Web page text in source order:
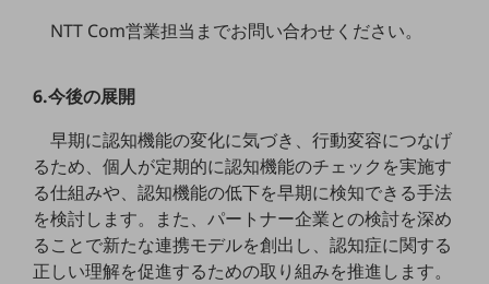
セキュリティ
業界から見つける
業界から見つけるTOP
小売・卸売業
運輸業
建設業
NTT Com営業担当までお問い合わせください。
6.今後の展開
早期に認知機能の変化に気づき、行動変容につなげ
るため、個人が定期的に認知機能のチェックを実施す
る仕組みや、認知機能の低下を早期に検知できる手法
を検討します。また、パートナー企業との検討を深め
ることで新たな連携モデルを創出し、認知症に関する
正しい理解を促進するための取り組みを推進します。